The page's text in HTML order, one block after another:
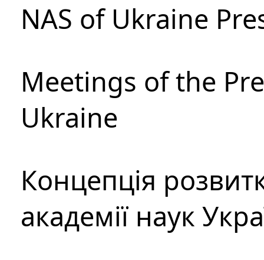
NAS of Ukraine
Meetings of the
Ukraine
Концепція
академії наук